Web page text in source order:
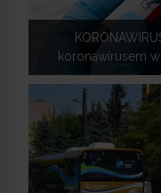
koronawirusem